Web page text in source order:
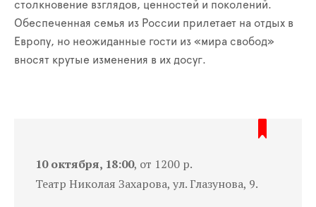
столкновение взглядов, ценностей и поколений.
Обеспеченная семья из России прилетает на отдых в
Европу, но неожиданные гости из «мира свобод»
вносят крутые изменения в их досуг.
10 октября, 18:00, от 1200 р.
Театр Николая Захарова, ул. Глазунова, 9.